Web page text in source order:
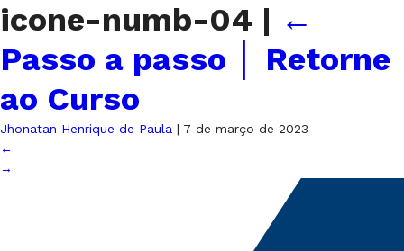
icone-numb-04 | ←
Passo a passo │ Retorne
ao Curso
Jhonatan Henrique de Paula | 7 de março de 2023
←
→